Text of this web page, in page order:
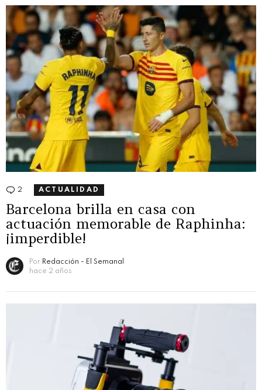
2 Comentarios
ACTUALIDAD
Barcelona brilla en casa con
actuación memorable de Raphinha:
¡imperdible!
Por Redacción - El Semanal
hace 2 años